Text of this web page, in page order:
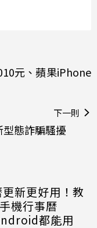
元、蘋果iPhone
下一則
態詐騙騷擾
新更好用！教
機行事曆
都能用